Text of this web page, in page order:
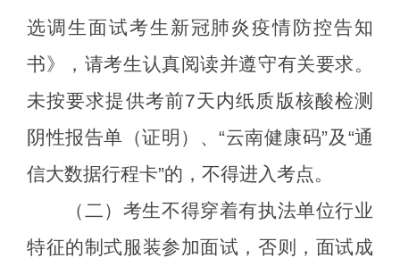
选调生面试考生新冠肺炎疫情防控告知
书》，请考生认真阅读并遵守有关要求。
未按要求提供考前7天内纸质版核酸检测
阴性报告单（证明）、“云南健康码”及 “通
信大数据行程卡”的，不得进入考点。
（二）考生不得穿着有执法单位行业
特征的制式服装参加面试，否则，面试成